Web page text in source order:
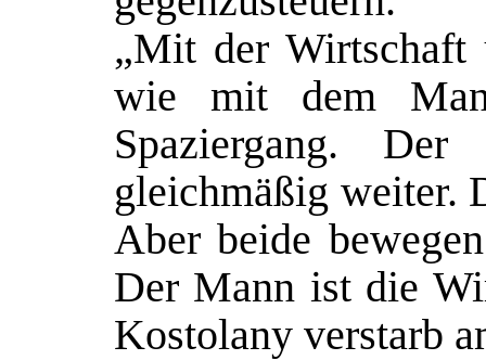
„Mit der Wirtschaft
wie mit dem
Spaziergang.
gleichmäßig weiter.
Aber beide
Der Mann ist die
Kostolany verstarb